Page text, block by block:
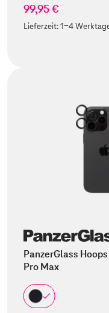
99,95 €
Lieferzeit:1-4
PanzerGlass
Pro Max